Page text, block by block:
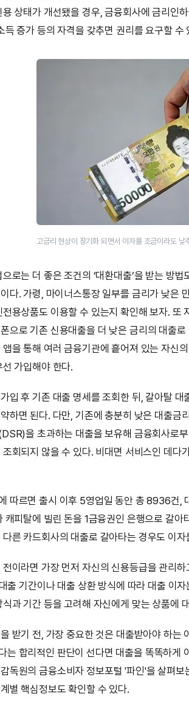
상태가 개선됐을 경우, 금융회사에 금리인
득 증가 등의 자격을 갖추면 권리를 요구할 수
고금리 현상이 장기화 되면서 이자를 조금이라도 낮
로는 더 좋은 조건의 ‘대환대출’을 받는 방
다. 가령, 마이너스통장 일부를 금리가 낮은
용상품도 이용할 수 있는지 확인해 보자. 또
으로 기존 신용대출을 더 낮은 금리의 대출
을 통해 여러 금융기관에 흩어져 있는 자신
선 가입해야 한다.
입 후 기존 대출 명세를 조회한 뒤, 갈아탈
하면 된다. 다만, 기존에 충분히 낮은 대출금
을 초과하는 대출을 보유해 금융회사로
회되지 않을 수 있다. 비대면 서비스인 데다
따르면 출시 이후 5영업일 동안 총 8936건,
캐피탈에 빌린 돈을 1금융권인 은행으로 갈아
다른 카드회사의 대출로 갈아타는 경우도 이자
전이라면 가장 먼저 자신의 신용등급을 관리
출 기간이나 대출 상환 방식에 따라 대출 이
식과 기간 등을 고려해 자신에게 맞는 상품에
받기 전, 가장 중요한 것은 대출받아야 하는
는 합리적인 판단이 선다면 대출을 똑똑하게
독원의 금융소비자 정보포털 '파인'을 살펴보
별 핵심정보도 확인할 수 있다.